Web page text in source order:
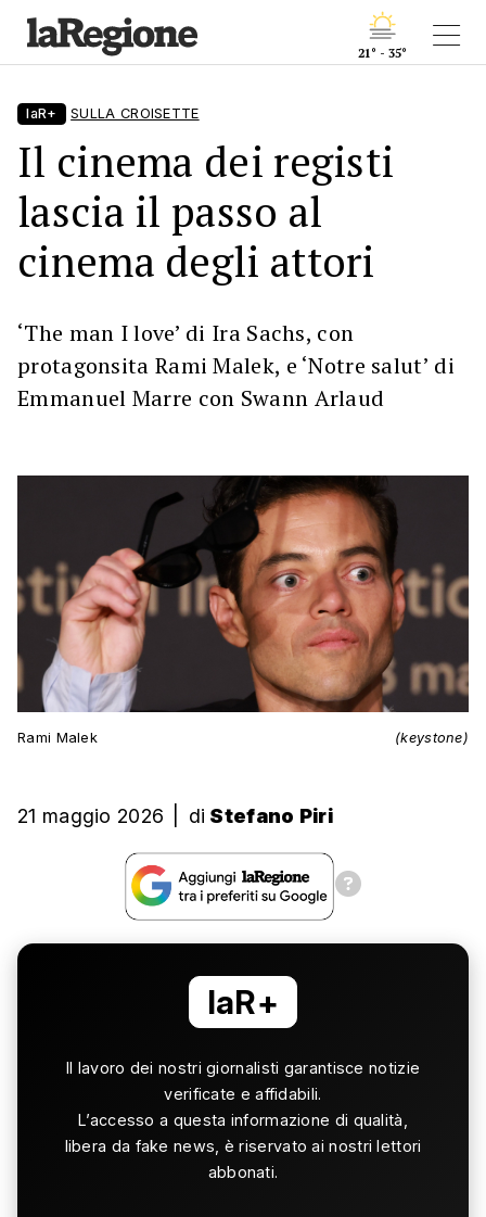
21° - 35°
laR+ SULLA CROISETTE
Il cinema dei registi
lascia il passo al
cinema degli attori
‘The man I love’ di Ira Sachs, con
protagonsita Rami Malek, e ‘Notre salut’ di
Emmanuel Marre con Swann Arlaud
Rami Malek (keystone)
21 maggio 2026 di Stefano Piri
laR+
Il lavoro dei nostri giornalisti garantisce notizie
verificate e affidabili.
L’accesso a questa informazione di qualità,
libera da fake news, è riservato ai nostri lettori
abbonati.